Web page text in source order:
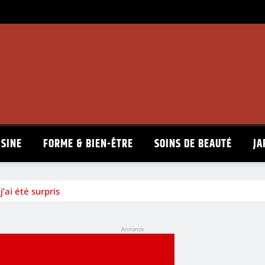
FORME & BIEN-ÊTRE SOINS DE BEAUTÉ
été surpris
Annonce